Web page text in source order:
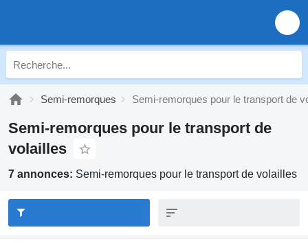
Semi-remorques Semi-remorques pour le transport de
Semi-remorques pour le transport de
volailles
7 annonces: Semi-remorques pour le transport de volailles